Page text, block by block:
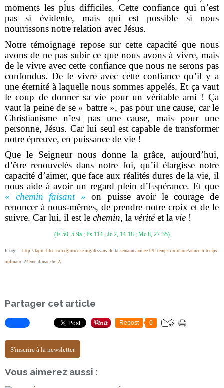
moments les plus difficiles. Cette confiance qui n’est
pas si évidente, mais qui est possible si nous
nourrissons notre relation avec Jésus.
Notre témoignage repose sur cette capacité que nous
avons de ne pas subir ce que nous avons à vivre, mais
de le vivre avec cette confiance que nous ne serons pas
confondus. De le vivre avec cette confiance qu’il y a
une éternité à laquelle nous sommes appelés. Et ça vaut
le coup de donner sa vie pour un véritable ami ! Ça
vaut la peine de se « battre », pas pour une cause, car le
Christianisme n’est pas une cause, mais pour une
personne, Jésus. Car lui seul est capable de transformer
notre épreuve, en puissance de vie !
Que le Seigneur nous donne la grâce, aujourd’hui,
d’être renouvelés dans notre foi, qu’il élargisse notre
capacité d’aimer, que face aux réalités dures de la vie, il
nous aide à avoir un regard plein d’Espérance. Et que
« chemin faisant » on puisse avoir le courage de
renoncer à nous-mêmes, de prendre notre croix et de le
suivre. Car lui, il est le chemin, la véritéet la vie !
(Is 50, 5-9a ; Ps 114 ; Jc 2, 14-18 ; Mc 8, 27-35)
Image: http://lapin-bleu.croixglorieuse.org/dessins-de-la-semaine/annee-b/b-temps-ordinaire/annee-b-temps-
ordinaire-24eme-dimanche-2/
Partager cet article
Repost 0
S'inscrire à la newsletter
Vous aimerez aussi :